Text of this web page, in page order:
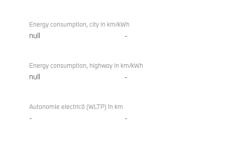
Energy consumption, city in km/kWh
null -
Energy consumption, highway in km/kWh
null -
Autonomie electrică (WLTP) în km
- -